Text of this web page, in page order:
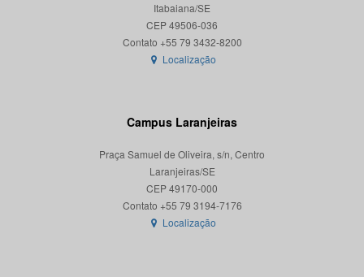
Itabaiana/SE
CEP 49506-036
Localização
Campus Laranjeiras
Praça Samuel de Oliveira, s/n, Centro
Laranjeiras/SE
CEP 49170-000
Localização